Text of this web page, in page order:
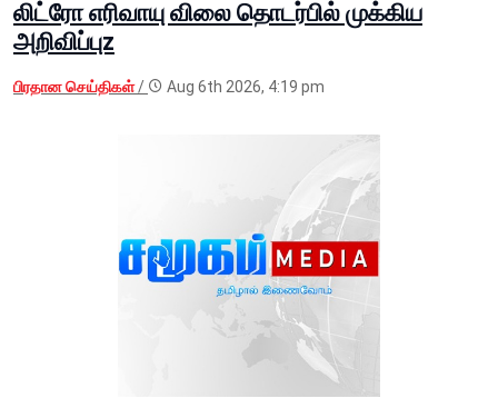
லிட்ரோ எரிவாயு விலை தொடர்பில் முக்கிய
அறிவிப்புz
பிரதான செய்திகள்/ Aug 6th 2026, 4:19 pm